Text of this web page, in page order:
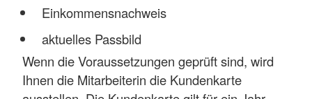
Einkommensnachweis
aktuelles Passbild
Wenn die Voraussetzungen geprüft sind, wird
Ihnen die Mitarbeiterin die Kundenkarte